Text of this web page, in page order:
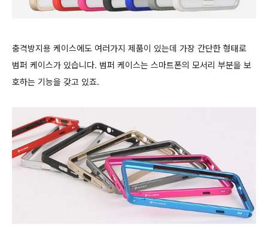
충격방지용 케이스에도 여러가지 제품이 있는데 가장 간단한 형태로
범퍼 케이스가 있습니다. 범퍼 케이스는 스마트폰의 모서리 부분을 보
호하는 기능을 갖고 있죠.